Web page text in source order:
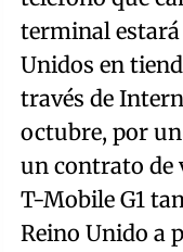
terminal estará
Unidos en
través de
octubre, por un
un contrato de
T-Mobile G1
Reino Unido a